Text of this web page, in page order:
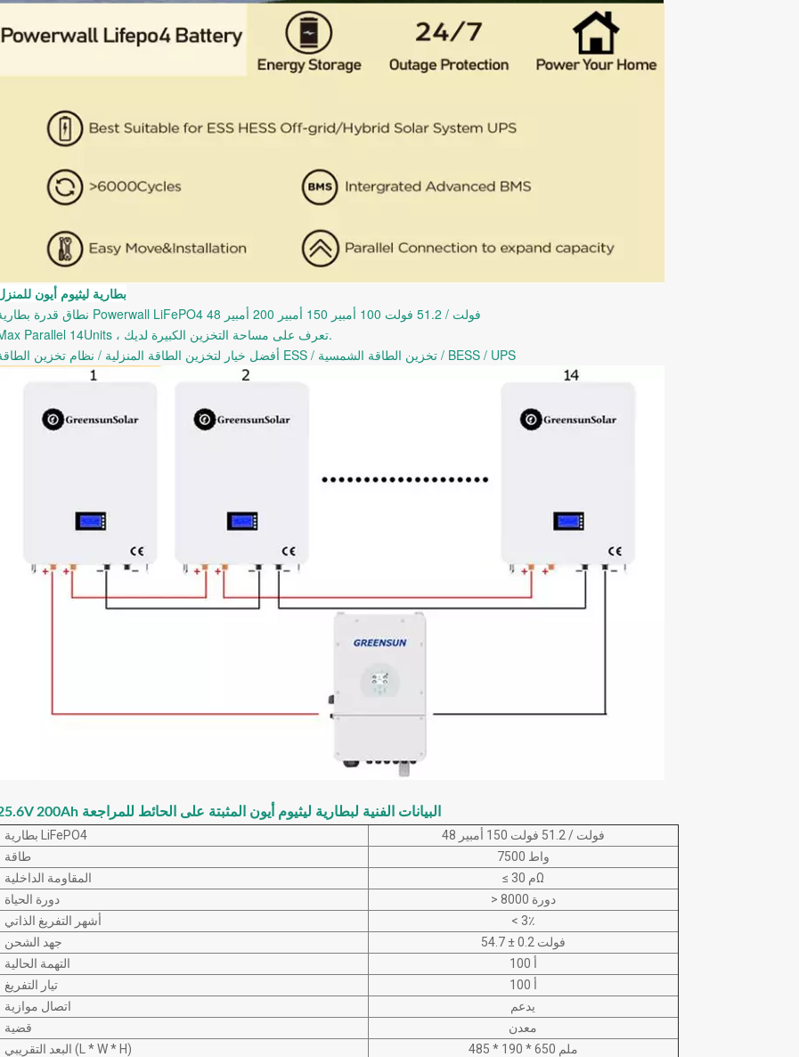
بطارية ليثيوم أيون
نطاق قدرة بطارية Powerwall LiFePO4 48 فولت / 51.2 فولت 100 أمبير 150 أمبير 200 أمبير
Max Parallel 14Units ، تعرف على مساحة التخزين الكبيرة لديك.
أفضل خيار لتخزين الطاقة المنزلية / نظام تخزين الطاقة ESS / تخزين الطاقة الشمسية / BESS / UPS
25.6V 200Ah البيانات الفنية لبطارية ليثيوم أيون المثبتة على الحائط للمراجعة
بطارية LiFePO4
48 فولت / 51.2 فولت 150 أمبير
طاقة
7500 واط
المقاومة الداخلية
≤ 30 مΩ
دورة الحياة
> 8000 دورة
أشهر التفريغ الذاتي
< 3٪
جهد الشحن
54.7 ± 0.2 فولت
التهمة الحالية
100 أ
تيار التفريغ
100 أ
اتصال موازية
يدعم
قضية
معدن
البعد التقريبي (L * W * H)
485 * 190 * 650 ملم